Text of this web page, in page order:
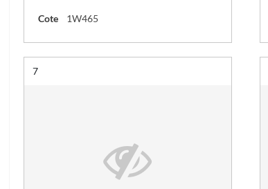
Cote 1W465
Résultat n°
7